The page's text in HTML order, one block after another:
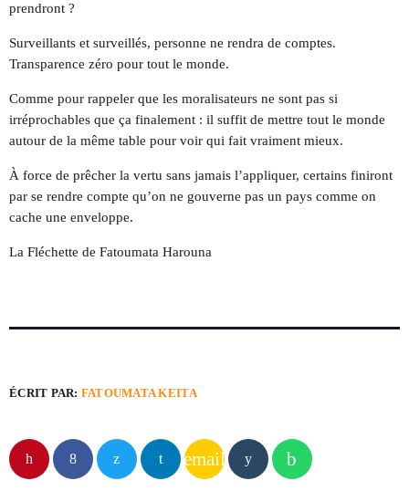
prendront ?
Surveillants et surveillés, personne ne rendra de comptes.
Transparence zéro pour tout le monde.
Comme pour rappeler que les moralisateurs ne sont pas si
irréprochables que ça finalement : il suffit de mettre tout le monde
autour de la même table pour voir qui fait vraiment mieux.
À force de prêcher la vertu sans jamais l’appliquer, certains finiront
par se rendre compte qu’on ne gouverne pas un pays comme on
cache une enveloppe.
La Fléchette de Fatoumata Harouna
ÉCRIT PAR: FATOUMATA KEITA
email